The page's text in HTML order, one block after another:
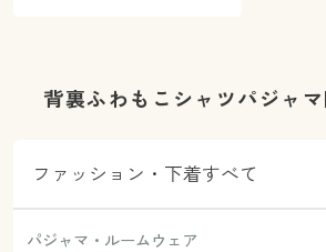
背裏ふわもこシャツパジャ
ファッション・下着すべて
パジャマ・ルームウェア